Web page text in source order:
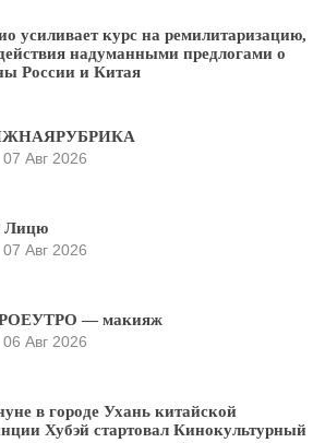
усиливает курс на ремилитаризацию,
надуманными предлогами о
России и Китая
07 Авг 2026
Лицю
07 Авг 2026
— макияж
06 Авг 2026
в городе Ухань китайской
Хубэй стартовал Кинокультурный